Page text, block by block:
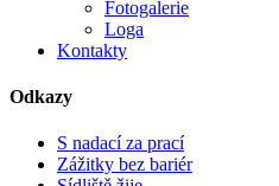
Fotogalerie
Loga
Kontakty
Odkazy
S nadací za prací
Zážitky bez bariér